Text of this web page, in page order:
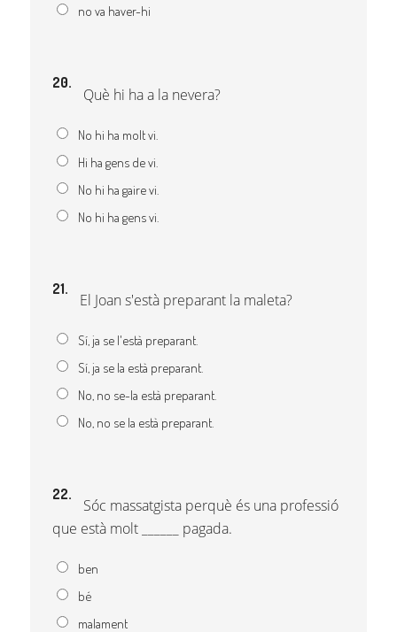
no va haver-hi
20.
Què hi ha a la nevera?
No hi ha molt vi.
Hi ha gens de vi.
No hi ha gaire vi.
No hi ha gens vi.
21.
El Joan s'està preparant la maleta?
Sí, ja se l'està preparant.
Sí, ja se la està preparant.
No, no se-la està preparant.
No, no se la està preparant.
22.
Sóc massatgista perquè és una professió
que està molt ______ pagada.
ben
bé
malament